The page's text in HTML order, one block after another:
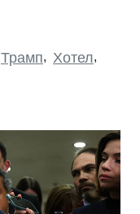
Трамп, Хотел,